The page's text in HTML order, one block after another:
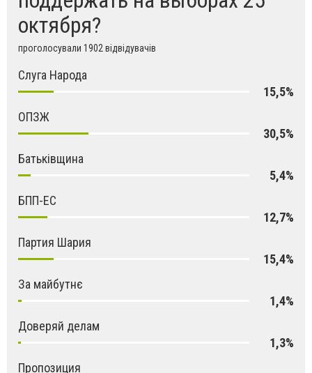
октября?
проголосували 1902 відвідувачів
Слуга Народа
15,5%
ОПЗЖ
30,5%
Батьківщина
5,4%
БПП-ЕС
12,7%
Партия Шария
15,4%
За майбутнє
1,4%
Доверяй делам
1,3%
Пропозиция